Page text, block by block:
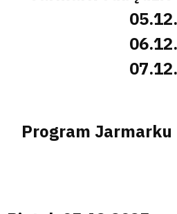
Program Jarmarku